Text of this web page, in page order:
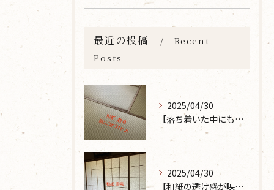
最近の投稿
Recent
Posts
2025/04/30
【落ち着いた中にも華やかな雰囲気を】大分市で畳の表替えなら 張替本舗 金沢屋 坂ノ市店へ
2025/04/30
【和紙の透け感が映えるとても素敵な空間に】大分市で障子の張り替えなら 張替本舗 金沢屋 坂ノ市店へ